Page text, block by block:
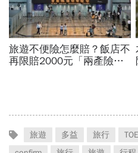
旅遊不便險怎麼賠？飯店不
再限賠2000元「兩產險」
旅遊 多益 旅行